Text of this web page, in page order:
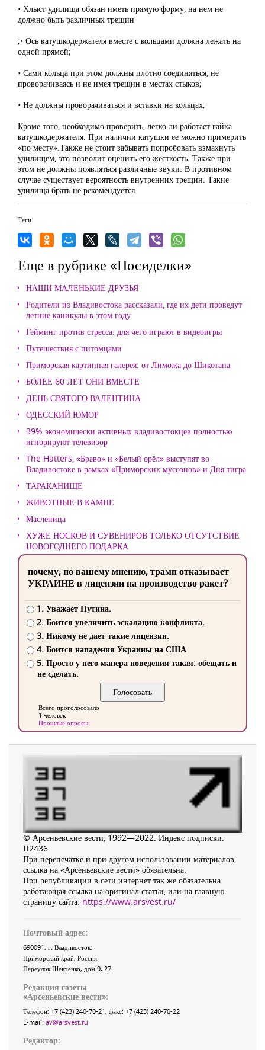
• Хлыст удилища обязан иметь прямую форму, на нем не
должно быть различных трещин
;• Ось катушкодержателя вместе с кольцами должна лежать на
одной прямой;
• Сами кольца при этом должны плотно соединяться, не
проворачиваясь и не имея трещин в местах стыков;
• Не должны проворачиваться и вставки на кольцах;
Кроме того, необходимо проверить, легко ли работает гайка
катушкодержателя. При наличии катушки ее можно примерить
«по месту».Также не стоит забывать попробовать взмахнуть
удилищем, это позволит оценить его жесткость. Также при
этом не должны появляться различные звуки. В противном
случае существует вероятность внутренних трещин. Такие
удилища брать не рекомендуется.
Теги:
Еще в рубрике «Посиделки»
НАШИ МАЛЕНЬКИЕ ДРУЗЬЯ
Родители из Владивостока рассказали, где их дети проведут
летние каникулы в этом году
Гейминг против стресса: для чего играют в видеоигры
Путешествия с питомцами
Приморская картинная галерея: от Лиможа до Шикотана
БОЛЕЕ 60 ЛЕТ ОНИ ВМЕСТЕ
ДЕНЬ СВЯТОГО ВАЛЕНТИНА
ОДЕССКИЙ ЮМОР
39% экономически активных владивостокцев полностью
игнорируют телевизор
The Hatters, «Браво» и «Белый орёл» выступят во
Владивостоке в рамках «Приморских муссонов» и Дня тигра
ТАРАКАНИЩЕ
ЖИВОТНЫЕ В КАМНЕ
Масленица
ХУЖЕ НОСКОВ И СУВЕНИРОВ ТОЛЬКО ОТСУТСТВИЕ
НОВОГОДНЕГО ПОДАРКА
почему, по вашему мнению, трамп отказывает
УКРАИНЕ в лицензии на производство ракет?
1. Уважает Путина.
2. Боится увеличить эскалацию конфликта.
3. Никому не дает такие лицензии.
4. Боится нападения Украины на США
5. Просто у него манера поведения такая: обещать и
не сделать.
Всего проголосовало
1 человек
Прошлые опросы
© Арсеньевские вести, 1992—2022. Индекс подписки:
П2436
При перепечатке и при другом использовании материалов,
ссылка на «Арсеньевские вести» обязательна.
При републикации в сети интернет так же обязательна
работающая ссылка на оригинал статьи, или на главную
страницу сайта: https://www.arsvest.ru/
Почтовый адрес:
690091, г. Владивосток,
Приморский край, Россия
Переулок Шевченко, дом 9, 27
Редакция газеты
«Арсеньевские вести»:
Телефон: +7 (423) 240-70-21, факс: +7 (423) 240-70-22
E-mail: av@arsvest.ru
Редактор: